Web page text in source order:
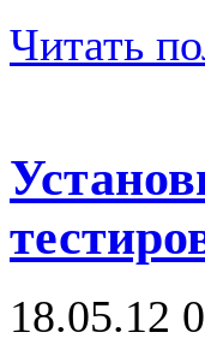
Читать
18.05.12